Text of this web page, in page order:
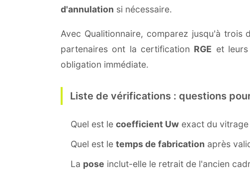
d'annulation si nécessaire.
Avec Qualitionnaire, comparez jusqu'à
partenaires ont la certification RGE et leurs
obligation immédiate.
Liste de vérifications : questions
Quel est le coefficient Uw exact du vitrage
Quel est le temps de fabrication après
La pose inclut-elle le retrait de l'ancien